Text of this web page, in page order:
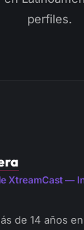
perfiles.
XtreamCast —
de 14 años